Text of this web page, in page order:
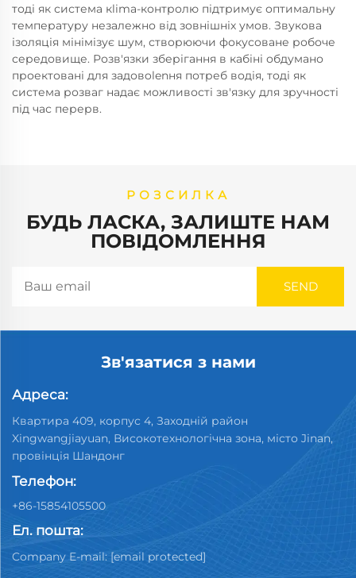
тоді як система кlima-контролю підтримує оптимальну
температуру незалежно від зовнішніх умов. Звукова
ізоляція мінімізує шум, створюючи фокусоване робоче
середовище. Розв'язки зберігання в кабіні обдумано
проектовані для задовolenня потреб водія, тоді як
системa розваг надає можливості зв'язку для зручності
під час перерв.
РОЗСИЛКА
БУДЬ ЛАСКА, ЗАЛИШТЕ НАМ
ПОВІДОМЛЕННЯ
Зв'язатися з нами
Адреса:
Квартира 409, корпус 4, Заходній район
Xingwangjiayuan, Високотехнологічна зона, місто Jinan,
провінція Шандонг
Телефон:
+86-15854105500
Ел. пошта:
Company E-mail: [email protected]